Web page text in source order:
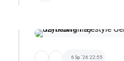
6 lip '26 22:55